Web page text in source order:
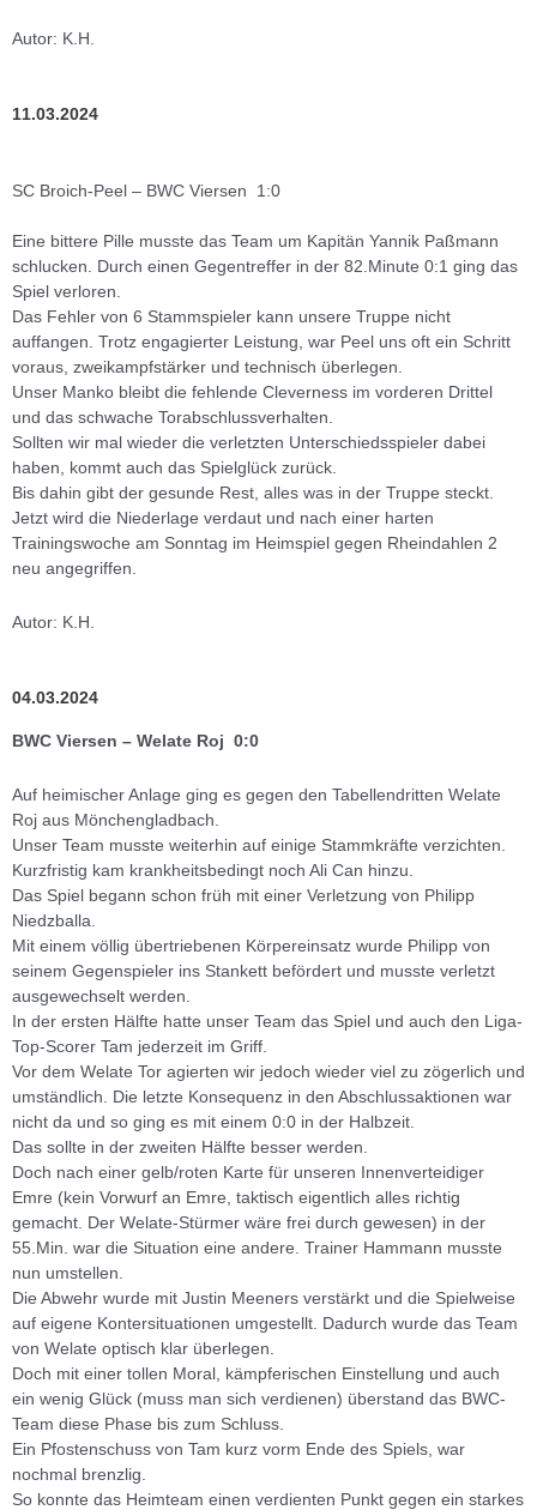
Autor: K.H.
11.03.2024
SC Broich-Peel – BWC Viersen 1:0
Eine bittere Pille musste das Team um Kapitän Yannik Paßmann
schlucken. Durch einen Gegentreffer in der 82.Minute 0:1 ging das
Spiel verloren.
Das Fehler von 6 Stammspieler kann unsere Truppe nicht
auffangen. Trotz engagierter Leistung, war Peel uns oft ein Schritt
voraus, zweikampfstärker und technisch überlegen.
Unser Manko bleibt die fehlende Cleverness im vorderen Drittel
und das schwache Torabschlussverhalten.
Sollten wir mal wieder die verletzten Unterschiedsspieler dabei
haben, kommt auch das Spielglück zurück.
Bis dahin gibt der gesunde Rest, alles was in der Truppe steckt.
Jetzt wird die Niederlage verdaut und nach einer harten
Trainingswoche am Sonntag im Heimspiel gegen Rheindahlen 2
neu angegriffen.
Autor: K.H.
04.03.2024
BWC Viersen – Welate Roj 0:0
Auf heimischer Anlage ging es gegen den Tabellendritten Welate
Roj aus Mönchengladbach.
Unser Team musste weiterhin auf einige Stammkräfte verzichten.
Kurzfristig kam krankheitsbedingt noch Ali Can hinzu.
Das Spiel begann schon früh mit einer Verletzung von Philipp
Niedzballa.
Mit einem völlig übertriebenen Körpereinsatz wurde Philipp von
seinem Gegenspieler ins Stankett befördert und musste verletzt
ausgewechselt werden.
In der ersten Hälfte hatte unser Team das Spiel und auch den Liga-
Top-Scorer Tam jederzeit im Griff.
Vor dem Welate Tor agierten wir jedoch wieder viel zu zögerlich und
umständlich. Die letzte Konsequenz in den Abschlussaktionen war
nicht da und so ging es mit einem 0:0 in der Halbzeit.
Das sollte in der zweiten Hälfte besser werden.
Doch nach einer gelb/roten Karte für unseren Innenverteidiger
Emre (kein Vorwurf an Emre, taktisch eigentlich alles richtig
gemacht. Der Welate-Stürmer wäre frei durch gewesen) in der
55.Min. war die Situation eine andere. Trainer Hammann musste
nun umstellen.
Die Abwehr wurde mit Justin Meeners verstärkt und die Spielweise
auf eigene Kontersituationen umgestellt. Dadurch wurde das Team
von Welate optisch klar überlegen.
Doch mit einer tollen Moral, kämpferischen Einstellung und auch
ein wenig Glück (muss man sich verdienen) überstand das BWC-
Team diese Phase bis zum Schluss.
Ein Pfostenschuss von Tam kurz vorm Ende des Spiels, war
nochmal brenzlig.
So konnte das Heimteam einen verdienten Punkt gegen ein starkes